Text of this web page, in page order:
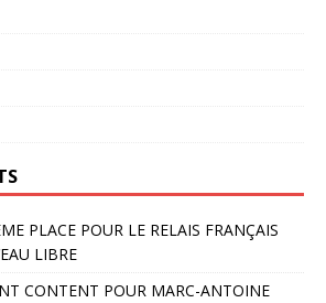
PLACE POUR LE RELAIS FRANÇAIS
LIBRE
CONTENT POUR MARC-ANTOINE